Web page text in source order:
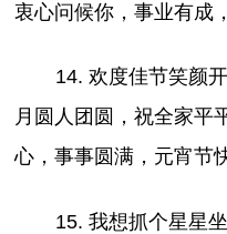
衷心问候你，事业有成
14. 欢度佳节笑颜
月圆人团圆，祝全家平
心，事事圆满，元宵节
15. 我想抓个星星